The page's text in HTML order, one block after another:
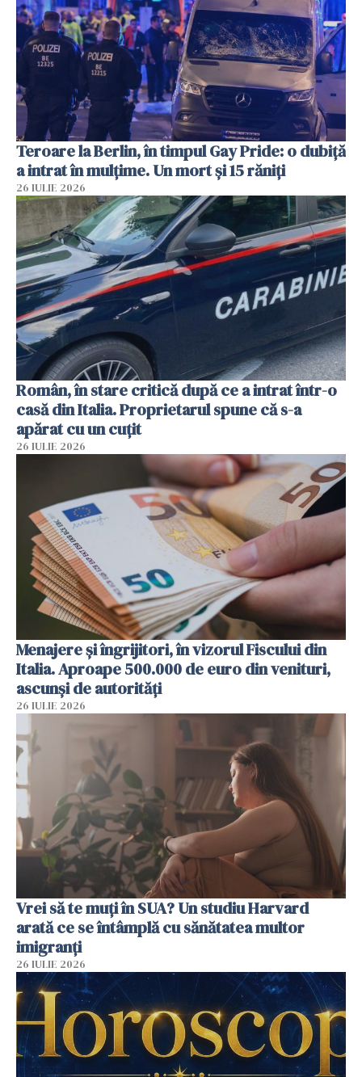
Teroare la Berlin, în timpul Gay Pride: o dubiță
a intrat în mulțime. Un mort și 15 răniți
26 IULIE 2026
Român, în stare critică după ce a intrat într-o
casă din Italia. Proprietarul spune că s-a
apărat cu un cuțit
26 IULIE 2026
Menajere și îngrijitori, în vizorul Fiscului din
Italia. Aproape 500.000 de euro din venituri,
ascunși de autorități
26 IULIE 2026
Vrei să te muți în SUA? Un studiu Harvard
arată ce se întâmplă cu sănătatea multor
imigranți
26 IULIE 2026